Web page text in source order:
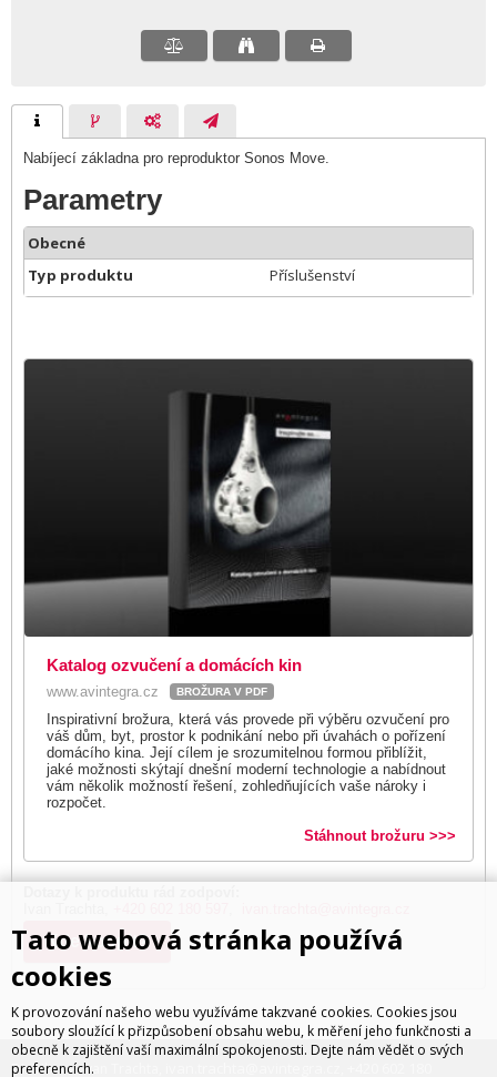
Nabíjecí základna pro reproduktor Sonos Move.
Parametry
Obecné
Typ produktu
Příslušenství
Katalog ozvučení a domácích kin
www.avintegra.cz BROŽURA V PDF
Inspirativní brožura, která vás provede při výběru ozvučení pro
váš dům, byt, prostor k podnikání nebo při úvahách o pořízení
domácího kina. Její cílem je srozumitelnou formou přiblížit,
jaké možnosti skýtají dnešní moderní technologie a nabídnout
vám několik možností řešení, zohledňujících vaše nároky i
rozpočet.
Stáhnout brožuru >>>
Kde koupit?
Distribuce: Ivan Trachta,
Tato webová stránka používá
cookies
K provozování našeho webu využíváme takzvané cookies. Cookies jsou
soubory sloužící k přizpůsobení obsahu webu, k měření jeho funkčnosti a
obecně k zajištění vaší maximální spokojenosti. Dejte nám vědět o svých
preferencích.